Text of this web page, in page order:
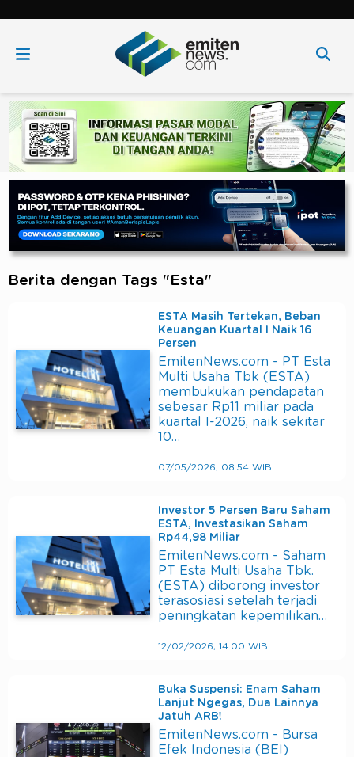
Berita dengan Tags "Esta"
ESTA Masih Tertekan, Beban
Keuangan Kuartal I Naik 16
Persen
EmitenNews.com - PT Esta
Multi Usaha Tbk (ESTA)
membukukan pendapatan
sebesar Rp11 miliar pada
kuartal I-2026, naik sekitar
10…
07/05/2026, 08:54 WIB
Investor 5 Persen Baru Saham
ESTA, Investasikan Saham
Rp44,98 Miliar
EmitenNews.com - Saham
PT Esta Multi Usaha Tbk.
(ESTA) diborong investor
terasosiasi setelah terjadi
peningkatan kepemilikan…
12/02/2026, 14:00 WIB
Buka Suspensi: Enam Saham
Lanjut Ngegas, Dua Lainnya
Jatuh ARB!
EmitenNews.com - Bursa
Efek Indonesia (BEI)